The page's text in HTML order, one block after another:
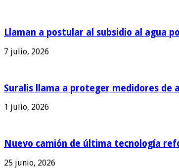
Llaman a postular al subsidio al agua
7 julio, 2026
Suralis llama a proteger medidores de
1 julio, 2026
Nuevo camión de última tecnología
25 junio, 2026